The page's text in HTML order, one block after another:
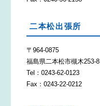
二本松出張所
〒964-0875
福島県二本松市槻木253-8
Tel：0243-62-0123
Fax：0243-22-0212